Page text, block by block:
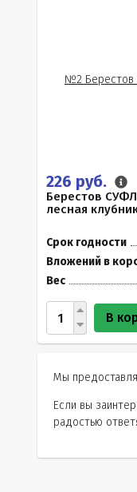
226 руб.
Берестов
лесная
Срок годности
Вложений в
Вес
В
Мы
Если вы
радостью